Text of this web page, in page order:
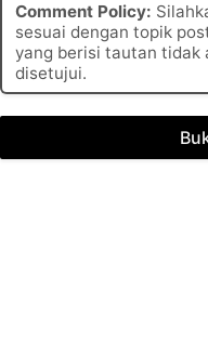
Comment Policy:
sesuai dengan topik
yang berisi tautan tidak
disetujui.